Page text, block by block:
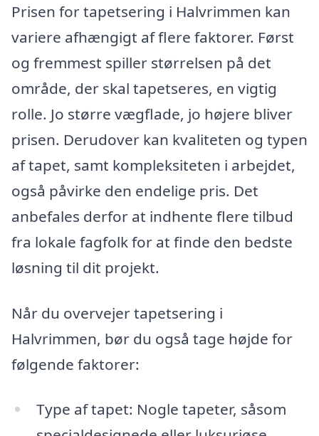
Prisen for tapetsering i Halvrimmen kan
variere afhængigt af flere faktorer. Først
og fremmest spiller størrelsen på det
område, der skal tapetseres, en vigtig
rolle. Jo større vægflade, jo højere bliver
prisen. Derudover kan kvaliteten og typen
af tapet, samt kompleksiteten i arbejdet,
også påvirke den endelige pris. Det
anbefales derfor at indhente flere tilbud
fra lokale fagfolk for at finde den bedste
løsning til dit projekt.
Når du overvejer tapetsering i
Halvrimmen, bør du også tage højde for
følgende faktorer:
Type af tapet: Nogle tapeter, såsom